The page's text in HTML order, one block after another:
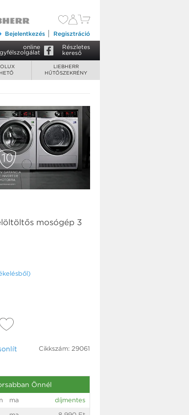
Bejelentkezés Regisztráció
online
Részletes
kereső
LIEBHERR
HŰTŐSZEKRÉNY
mosógép 3
Cikkszám: 29061
Önnél
ma
díjmentes
Ft Kosárba tesz